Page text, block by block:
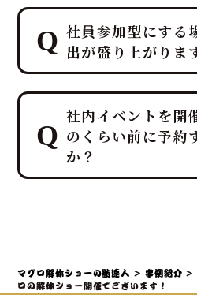
はい、すべて「鮪
さい！ 幹事様や会
間は最小限に抑え
ていただける万全
みます。
ホテルレベルのおも
トにしており、企
く、設営から撤収ま
ていただきます。
社員参加型にする
出が盛り上がりま
プロのMCと、効果
一体感のあるエンタ
大迫力の40キロ以
ョー」や新鮮な部位
験」レポートなど
社内イベントを開
のくらい前に予約
か？
特に、大規模なイ
マグロ解体ショーの鮪達人 > 事例紹介 >
ロの解体ショー開催でございます！